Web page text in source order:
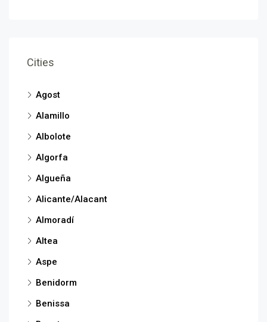
Cities
Agost
Alamillo
Albolote
Algorfa
Algueña
Alicante/Alacant
Almoradí
Altea
Aspe
Benidorm
Benissa